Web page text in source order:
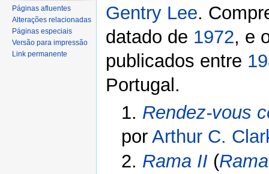
Gentry Lee.
datado de 1972, e
publicados entre
Portugal.
1. Rendez-vous
por Arthur C.
2. Rama II(
Páginas afluentes
Alterações relacionadas
Páginas especiais
Versão para impressão
Link permanente